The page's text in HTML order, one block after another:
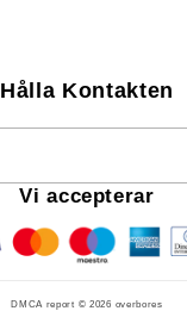
Hålla Kontakten
Vi accepterar
DMCA report © 2026 overbores